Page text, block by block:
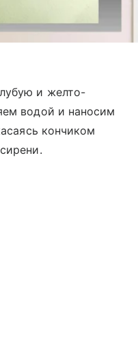
и желто-
водой и наносим
кончиком